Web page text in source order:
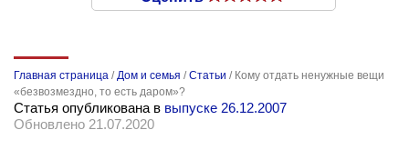
Главная страница /Дом и семья /Статьи / Кому отдать ненужные вещи
«безвозмездно, то есть даром»?
Статья опубликована в выпуске 26.12.2007
Обновлено 21.07.2020